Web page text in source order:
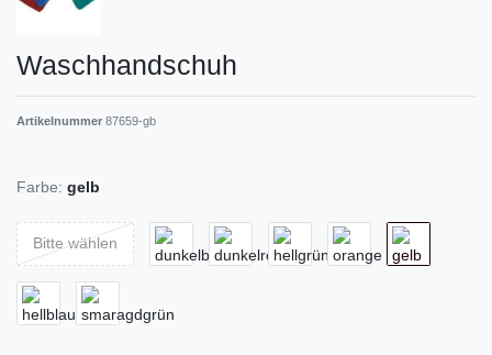
Waschhandschuh
Artikelnummer 87659-gb
Farbe: gelb
Bitte wählen